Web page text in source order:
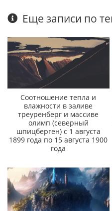
Еще записи по
Соотношение тепла и
влажности в заливе
треуренберг и массиве
олимп (северный
шпицберген) с 1 августа
1899 года по 15 августа 1900
года